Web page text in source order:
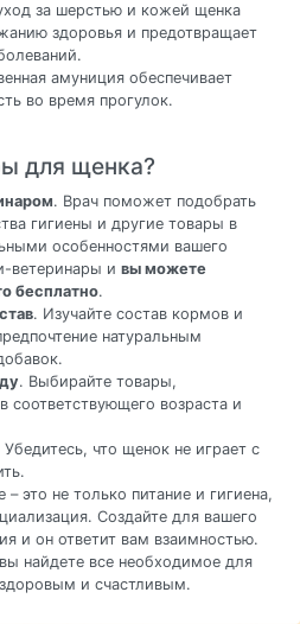
за шерстью и кожей щенка
здоровья и предотвращает
амуниция обеспечивает
во время прогулок.
для щенка?
. Врач поможет подобрать
гигиены и другие товары в
особенностями вашего
ветеринары и вы можете
бесплатно.
. Изучайте состав кормов и
натуральным
. Выбирайте товары,
соответствующего возраста и
Убедитесь, что щенок не играет с
это не только питание и гигиена,
Создайте для вашего
и он ответит вам взаимностью.
найдете все необходимое для
и счастливым.